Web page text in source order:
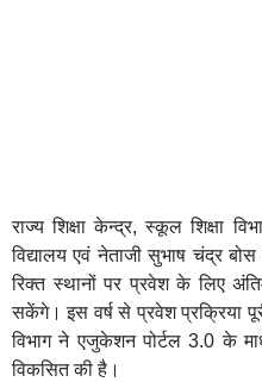
राज्‍य शिक्षा केन्‍द्र, स्‍कूल शिक्षा
विद्यालय एवं नेताजी सुभाष चंद्र
रिक्‍त स्‍थानों पर प्रवेश के लिए
सकेंगे। इस वर्ष से प्रवेश प्रक्रिया
विभाग ने एजुकेशन पोर्टल 3.0 के
विकसित की है।